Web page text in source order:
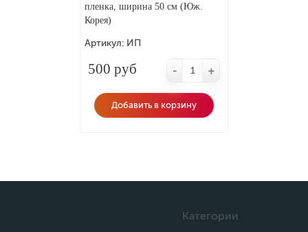
пленка, ширина 50 см (Юж.
Корея)
Артикул: ИП
500 руб - +
Добавить в корзину
Категории